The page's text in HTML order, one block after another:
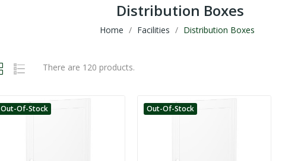
Distribution Boxes
Home Facilities Distribution Boxes
There are 120 products.
Out-Of-Stock Out-Of-Stock